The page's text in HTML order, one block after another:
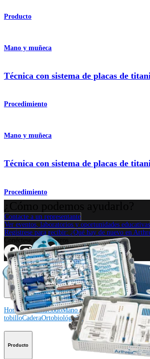
Producto
Mano y muñeca
Técnica con sistema de placas de
Procedimiento
Mano y muñeca
Técnica con sistema de placas de
Procedimiento
Contacte a un representante
Ver eventos, laboratorios y oportunidades educativas
Regístrese para recibir: ¿Qué hay de nuevo en
Conéctese con nosotros
Procedimiento
HombroRodillaCodoMano y muñeca Pie y
tobilloCaderaOrtobiológicosCirugía cardiotorácica
Producto